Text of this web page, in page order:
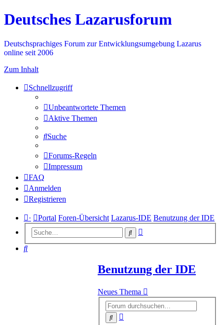
Deutsches Lazarusforum
Deutschsprachiges Forum zur Entwicklungsumgebung Lazarus
online seit 2006
Zum Inhalt
Schnellzugriff
Unbeantwortete Themen
Aktive Themen
Suche
Forums-Regeln
Impressum
FAQ
Anmelden
Registrieren
· Portal Foren-Übersicht Lazarus-IDE Benutzung der IDE
Suche
Suche
Benutzung der IDE
Neues Thema
Suche